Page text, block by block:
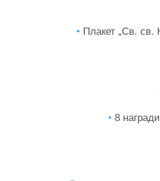
•Плакет „Св. св.
•8